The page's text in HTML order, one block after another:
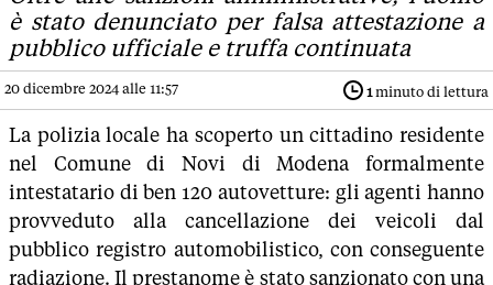
è stato denunciato per falsa attestazione a
pubblico ufficiale e truffa continuata
20 dicembre 2024 alle 11:57 1 minuto di lettura
La polizia locale ha scoperto un cittadino residente
nel Comune di Novi di Modena formalmente
intestatario di ben 120 autovetture: gli agenti hanno
provveduto alla cancellazione dei veicoli dal
pubblico registro automobilistico, con conseguente
radiazione. Il prestanome è stato sanzionato con una